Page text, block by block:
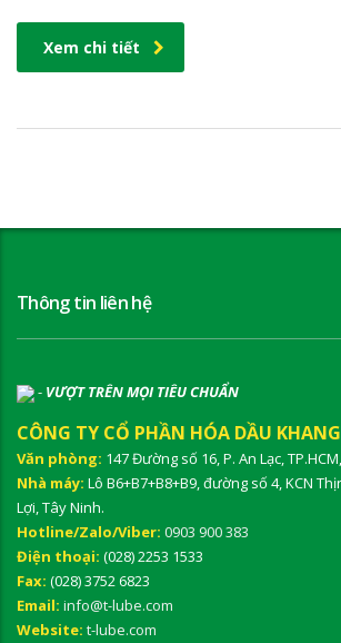
Xem chi tiết
Thông tin liên hệ
- VƯỢT TRÊN MỌI TIÊU CHUẨN
CÔNG TY CỔ PHẦN HÓA DẦU
Văn phòng: 147 Đường số 16, P. An Lạc,
Nhà máy: Lô B6+B7+B8+B9, đường số 4, KCN
Lợi, Tây Ninh.
Hotline/Zalo/Viber: 0903 900 383
Điện thoại: (028) 2253 1533
Fax: (028) 3752 6823
Email: info@t-lube.com
Website: t-lube.com